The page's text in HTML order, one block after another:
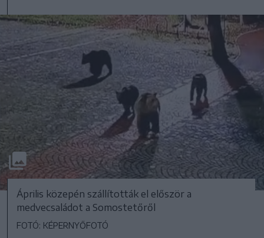
Április közepén szállították el először a
medvecsaládot a Somostetőről
FOTÓ: KÉPERNYŐFOTÓ